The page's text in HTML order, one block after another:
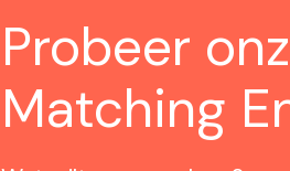
Probeer
Matching